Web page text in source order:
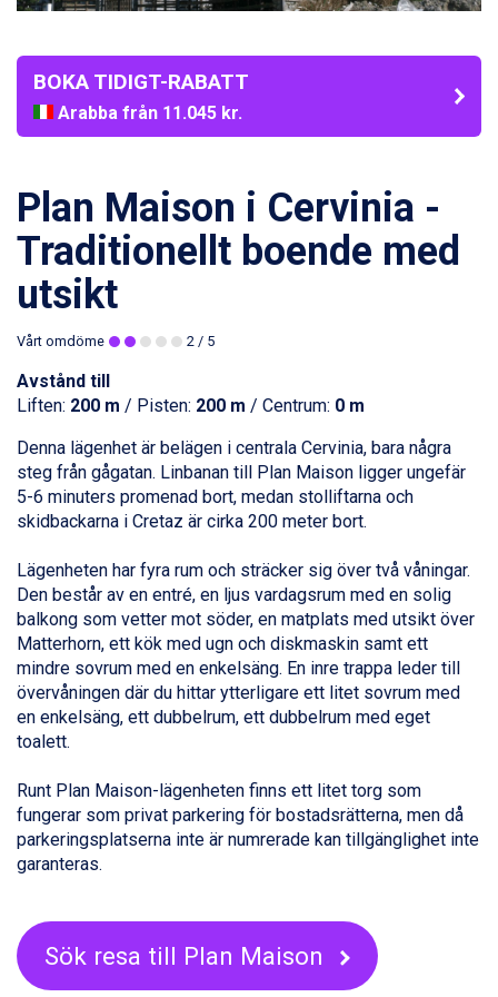
BOKA TIDIGT-RABATT
Arabba från 11.045 kr.
La Thuile från 7.045 kr.
Saalbach från 9.445 kr.
Sölden från 12.995 kr.
Passo Tonale från 5.895 kr.
Bad Hofgastein från 8.595 kr.
Champoluc från 5.945 kr.
Sestriere från 6.945 kr.
Wagrain från 7.095 kr.
Ischgl från 11.295 kr.
Val Thorens från 8.395 kr.
Zell am See från 6.295 kr.
Canazei från 7.195 kr.
Livigno från 5.595 kr.
Ponte di Legno från 7.395 kr.
Alleghe från 8.545 kr.
Bad Gastein från 6.295 kr.
Arabba från 11.045 kr.
La Thuile från 7.045 kr.
Cervinia från 8.245 kr.
Saalbach från 9.445 kr.
Sölden från 12.995 kr.
Passo Tonale från 5.895 kr.
Champoluc från 5.945 kr.
Sestriere från 6.945 kr.
Wagrain från 7.095 kr.
Fieberbrunn från 9.645 kr.
Val Thorens från 8.395 kr.
St. Anton från 11.245 kr.
Zell am See från 6.295 kr.
Plan Maison i Cervinia -
Traditionellt boende med
utsikt
Vårt omdöme 2 / 5
Avstånd till
Liften: 200 m / Pisten: 200 m / Centrum: 0 m
Denna lägenhet är belägen i centrala Cervinia, bara några
steg från gågatan. Linbanan till Plan Maison ligger ungefär
5-6 minuters promenad bort, medan stolliftarna och
skidbackarna i Cretaz är cirka 200 meter bort.
Lägenheten har fyra rum och sträcker sig över två våningar.
Den består av en entré, en ljus vardagsrum med en solig
balkong som vetter mot söder, en matplats med utsikt över
Matterhorn, ett kök med ugn och diskmaskin samt ett
mindre sovrum med en enkelsäng. En inre trappa leder till
övervåningen där du hittar ytterligare ett litet sovrum med
en enkelsäng, ett dubbelrum, ett dubbelrum med eget
toalett.
Runt Plan Maison-lägenheten finns ett litet torg som
fungerar som privat parkering för bostadsrätterna, men då
parkeringsplatserna inte är numrerade kan tillgänglighet inte
garanteras.
Sök resa till Plan Maison